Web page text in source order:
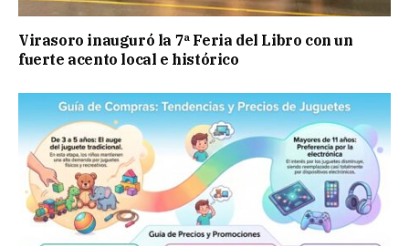
Virasoro inauguró la 7ª Feria del Libro con un
fuerte acento local e histórico